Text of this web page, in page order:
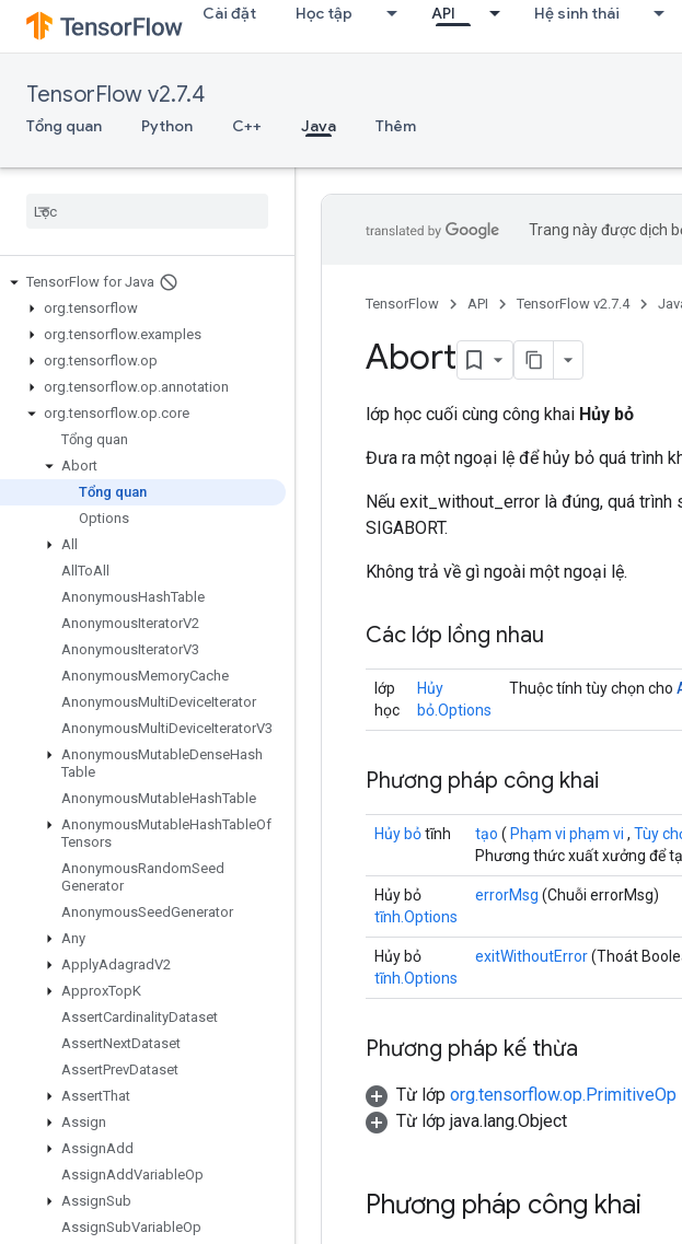
Cài đặt Học tập API Hệ sinh thái
TensorFlow v2.7.4
Tổng quan Python C++ Java Thêm
TensorFlow for Java
org.tensorflow
org.tensorflow.examples
org.tensorflow.op
org.tensorflow.op.annotation
org.tensorflow.op.core
Tổng quan
Abort
Tổng quan
Options
All
All ToAll
AnonymousHashTable
AnonymousIteratorV2
AnonymousIteratorV3
AnonymousMemoryCache
AnonymousMultiDeviceIterator
AnonymousMultiDeviceIteratorV3
AnonymousMutableDenseHash
Table
AnonymousMutableHashTable
AnonymousMutableHashTableOf
Tensors
AnonymousRandomSeed
Generator
AnonymousSeedGenerator
Any
ApplyAdagradV2
ApproxTopK
AssertCardinalityDataset
AssertNextDataset
AssertPrevDataset
AssertThat
Assign
AssignAdd
AssignAddVariableOp
AssignSub
AssignSubVariableOp
Trang này được dịch
TensorFlow API TensorFlow v2.7.4
Abort
lớp học cuối cùng công khai Hủy bỏ
Đưa ra một ngoại lệ để hủy bỏ quá trình
Nếu exit_without_error là đúng, quá trình
SIGABORT.
Không trả về gì ngoài một ngoại lệ.
Các lớp lồng nhau
lớp
học
Hủy
bỏ.Options
Thuộc tính tùy chọn cho
Phương pháp công khai
Hủy bỏtĩnh tạo ( Phạm vi phạm vi , Tùy
Phương thức xuất xưởng để
Hủy bỏ
tĩnh.Options
errorMsg (Chuỗi errorMsg)
Hủy bỏ
tĩnh.Options
exitWithoutError(Thoát
Phương pháp kế thừa
Từ lớp org.tensorflow.op.PrimitiveOp
Từ lớp java.lang.Object
Phương pháp công khai